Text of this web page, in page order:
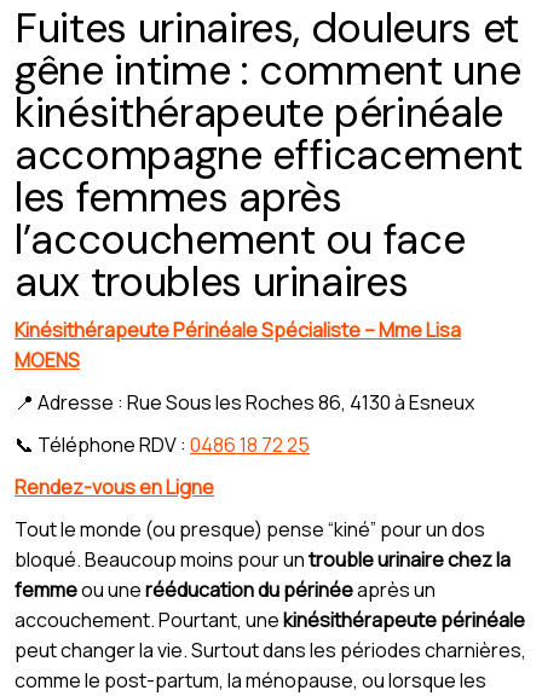
Fuites urinaires, douleurs et
gêne intime : comment une
kinésithérapeute périnéale
accompagne efficacement
les femmes après
l’accouchement ou face
aux troubles urinaires
Kinésithérapeute Périnéale Spécialiste – Mme Lisa
MOENS
📍 Adresse : Rue Sous les Roches 86, 4130 à Esneux
📞 Téléphone RDV : 0486 18 72 25
Rendez-vous en Ligne
Tout le monde (ou presque) pense “kiné” pour un dos
bloqué. Beaucoup moins pour untrouble urinaire chez la
femmeou unerééducation du périnéeaprès un
accouchement. Pourtant, unekinésithérapeute périnéale
peut changer la vie. Surtout dans les périodes charnières,
comme le post-partum, la ménopause, ou lorsque les